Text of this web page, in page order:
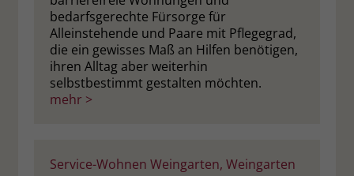
bedarfsgerechte Fürsorge für
Alleinstehende und Paare mit Pflegegrad,
die ein gewisses Maß an Hilfen benötigen,
ihren Alltag aber weiterhin
selbstbestimmt gestalten möchten.
mehr >
Service-Wohnen Weingarten, Weingarten